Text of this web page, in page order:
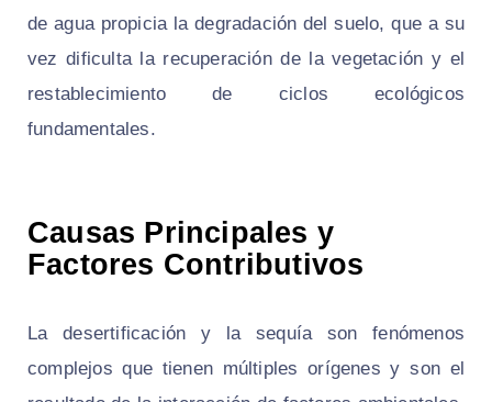
de agua propicia la degradación del suelo, que a su
vez dificulta la recuperación de la vegetación y el
restablecimiento de ciclos ecológicos
fundamentales.
Causas Principales y
Factores Contributivos
La desertificación y la sequía son fenómenos
complejos que tienen múltiples orígenes y son el